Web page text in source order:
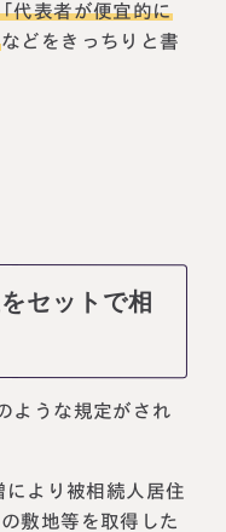
代表者が便宜的に
などをきっちりと書
セットで相
ような規定がされ
より被相続人居住
敷地等を取得した